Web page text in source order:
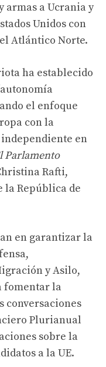
armas a Ucrania y
Unidos con
Atlántico Norte.
ha establecido
el enfoque
con la
en
Parlamento
Rafti,
la República de
en garantizar la
y Asilo,
fomentar la
conversaciones
Plurianual
sobre la
a la UE.